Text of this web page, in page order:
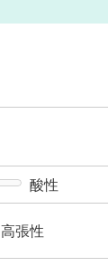
酸性
高張性